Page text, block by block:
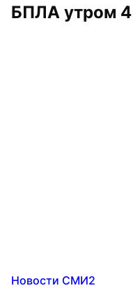
БПЛА утром 4
Новости СМИ2